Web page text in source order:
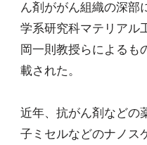
ん剤ががん組織の深部
学系研究科マテリアル
岡一則教授らによるも
載された。
近年、抗がん剤などの
子ミセルなどのナノス